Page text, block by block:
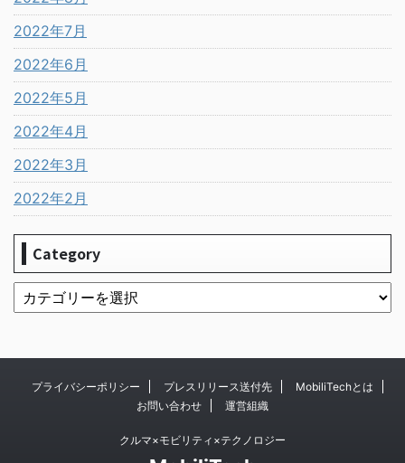
2022年7月
2022年6月
2022年5月
2022年4月
2022年3月
2022年2月
Category
プライバシーポリシー プレスリリース送付先
MobiliTechとは
お問い合わせ
運営組織
クルマ×モビリティ×テクノロジー